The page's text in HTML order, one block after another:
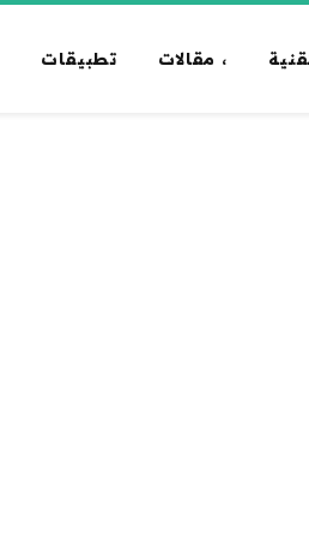
، مقالات تطبيقات